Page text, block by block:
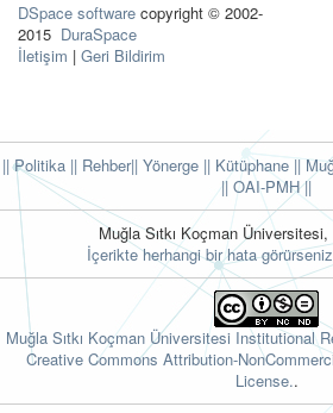
DSpace software copyright © 2002-
2015 DuraSpace
İletişim | Geri Bildirim
|| Politika || Rehber|| Yönerge || Kütüphane ||
|| OAI-PMH ||
Muğla Sıtkı Koçman
İçerikte herhangi bir hata
Muğla Sıtkı Koçman Üniversitesi Institutional
Creative Commons Attribution-
License..